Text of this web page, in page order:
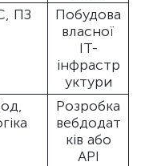
ПЗ
Побудова
власної
ІТ-
інфрастр
уктури
Розробка
вебдодат
ків або
API